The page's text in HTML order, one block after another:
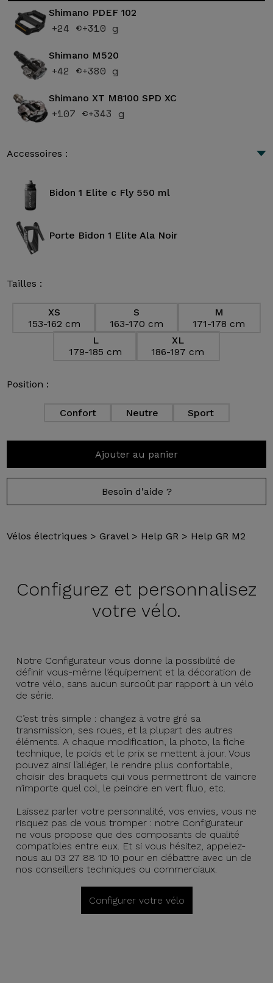
Shimano PDEF 102
+24 €+310 g
Shimano M520
+42 €+380 g
Shimano XT M8100 SPD XC
+107 €+343 g
Accessoires :
Bidon 1 Elite c Fly 550 ml
Porte Bidon 1 Elite Ala Noir
Tailles :
XS
153-162 cm
S
163-170 cm
M
171-178 cm
L
179-185 cm
XL
186-197 cm
Position :
Confort Neutre Sport
Ajouter au panier
Besoin d'aide ?
Vélos électriques > Gravel > Help GR > Help GR M2
Configurez et personnalisez
votre vélo.
Notre Configurateur vous donne la possibilité de
définir vous-même l’équipement et la décoration de
votre vélo, sans aucun surcoût par rapport à un vélo
de série.
C’est très simple : changez à votre gré sa
transmission, ses roues, et la plupart des autres
éléments. A chaque modification, la photo, la fiche
technique, le poids et le prix se mettent à jour. Vous
pouvez ainsi l’alléger, le rendre plus confortable,
choisir des braquets qui vous permettront de vaincre
n’importe quel col, le peindre en vert fluo, etc.
Laissez parler votre personnalité, vos envies, vous ne
risquez pas de vous tromper : notre Configurateur
ne vous propose que des composants de qualité
compatibles entre eux. Et si vous hésitez, appelez-
nous au 03 27 88 10 10 pour en débattre avec un de
nos conseillers techniques ou commerciaux.
Configurer votre vélo